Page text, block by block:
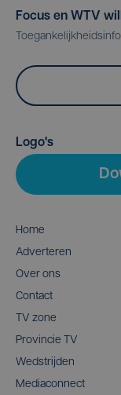
Focus en WTV
Logo's
Home
Adverteren
Over ons
Contact
TV zone
Provincie TV
Wedstrijden
Mediaconnect